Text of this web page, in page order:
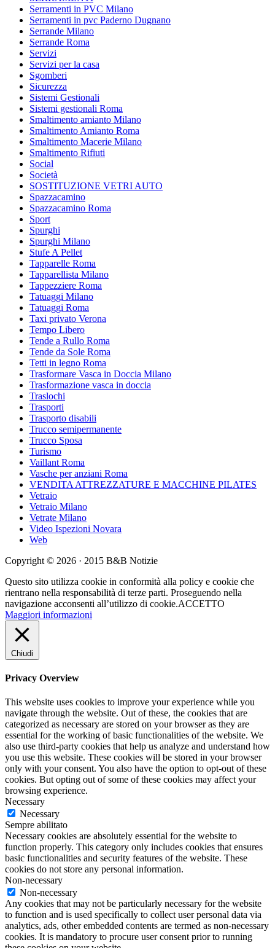
Serramenti in PVC Milano
Serramenti in pvc Paderno Dugnano
Serrande Milano
Serrande Roma
Servizi
Servizi per la casa
Sgomberi
Sicurezza
Sistemi Gestionali
Sistemi gestionali Roma
Smaltimento amianto Milano
Smaltimento Amianto Roma
Smaltimento Macerie Milano
Smaltimento Rifiuti
Social
Società
SOSTITUZIONE VETRI AUTO
Spazzacamino
Spazzacamino Roma
Sport
Spurghi
Spurghi Milano
Stufe A Pellet
Tapparelle Roma
Tapparellista Milano
Tappezziere Roma
Tatuaggi Milano
Tatuaggi Roma
Taxi privato Verona
Tempo Libero
Tende a Rullo Roma
Tende da Sole Roma
Tetti in legno Roma
Trasformare Vasca in Doccia Milano
Trasformazione vasca in doccia
Traslochi
Trasporti
Trasporto disabili
Trucco semipermanente
Trucco Sposa
Turismo
Vaillant Roma
Vasche per anziani Roma
VENDITA ATTREZZATURE E MACCHINE PILATES
Vetraio
Vetraio Milano
Vetrate Milano
Video Ispezioni Novara
Web
Copyright © 2026 · 2015 B&B Notizie
Questo sito utilizza cookie in conformità alla policy e cookie che
rientrano nella responsabilità di terze parti. Proseguendo nella
navigazione acconsenti all’utilizzo di cookie.ACCETTO
Maggiori informazioni
Chiudi
Privacy Overview
This website uses cookies to improve your experience while you
navigate through the website. Out of these, the cookies that are
categorized as necessary are stored on your browser as they are
essential for the working of basic functionalities of the website. We
also use third-party cookies that help us analyze and understand how
you use this website. These cookies will be stored in your browser
only with your consent. You also have the option to opt-out of these
cookies. But opting out of some of these cookies may affect your
browsing experience.
Necessary
Necessary
Sempre abilitato
Necessary cookies are absolutely essential for the website to
function properly. This category only includes cookies that ensures
basic functionalities and security features of the website. These
cookies do not store any personal information.
Non-necessary
Non-necessary
Any cookies that may not be particularly necessary for the website
to function and is used specifically to collect user personal data via
analytics, ads, other embedded contents are termed as non-necessary
cookies. It is mandatory to procure user consent prior to running